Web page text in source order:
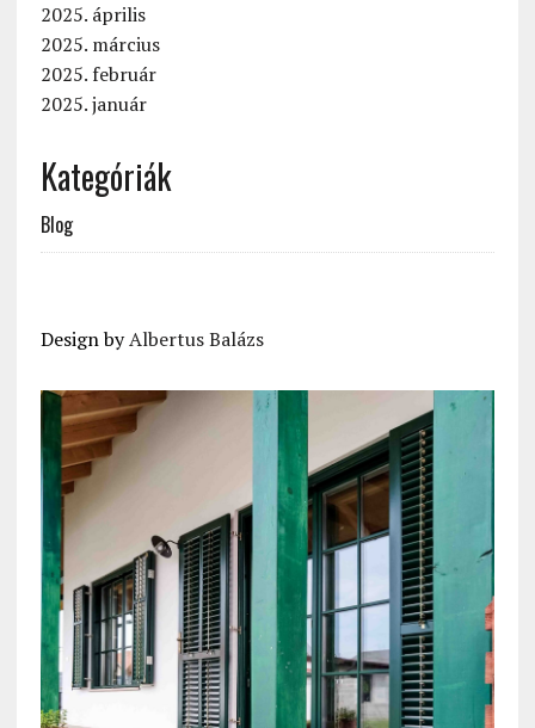
2025. április
2025. március
2025. február
2025. január
Kategóriák
Blog
Design byAlbertus Balázs